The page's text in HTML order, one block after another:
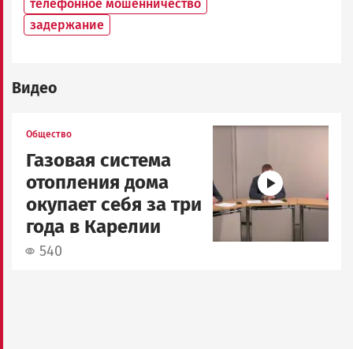
телефонное мошенничество
задержание
Видео
Общество
Газовая система
отопления дома
окупает себя за три
года в Карелии
540